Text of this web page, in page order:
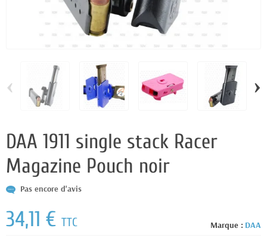
‹ ›
DAA 1911 single stack Racer
Magazine Pouch noir
Pas encore d'avis
Marque : DAA
34,11 € TTC